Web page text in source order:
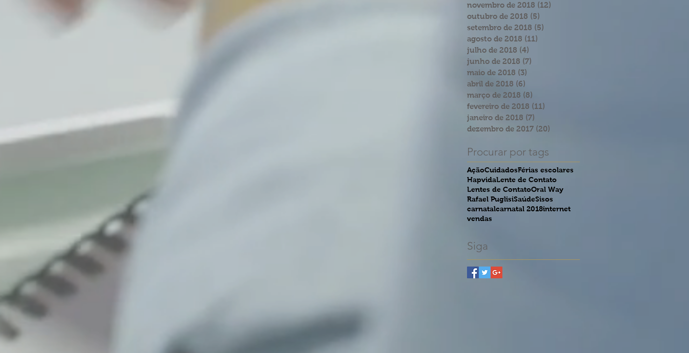
novembro de 2018 (12)
outubro de 2018 (5)
setembro de 2018 (5)
agosto de 2018 (11)
julho de 2018 (4)
junho de 2018 (7)
maio de 2018 (3)
abril de 2018 (6)
março de 2018 (8)
fevereiro de 2018 (11)
janeiro de 2018 (7)
dezembro de 2017 (20)
Procurar por tags
AçãoCuidadosFérias escolares
HapvidaLente de Contato
Lentes de ContatoOral Way
Rafael PuglisiSaúdeSisos
carnatalcarnatal 2018internet
vendas
Siga